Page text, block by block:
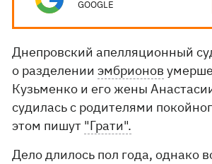
GOOGLE
Днепровский апелляционный
о разделенииэмбрионов
Кузьменко и его жены
судилась с родителями
этом пишут "Грати".
Дело длилось пол года, однако